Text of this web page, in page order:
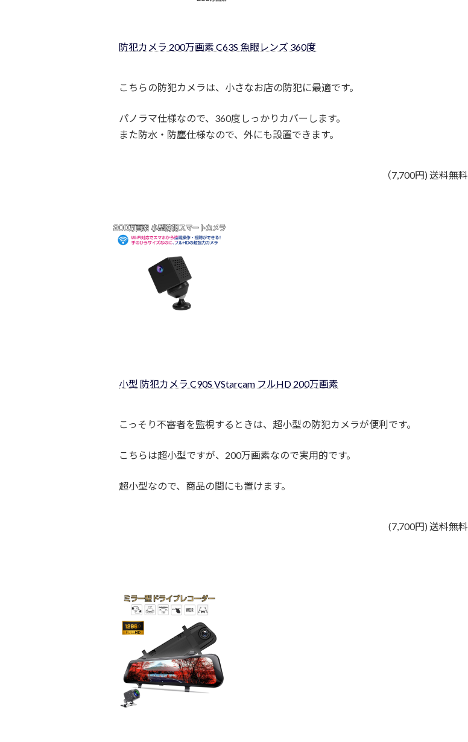
防犯カメラ 200万画素 C63S 魚眼レンズ 360度
こちらの防犯カメラは、小さなお店の防犯に最適です。
パノラマ仕様なので、360度しっかりカバーします。
また防水・防塵仕様なので、外にも設置できます。
（7,700円) 送料無料
小型 防犯カメラ C90S VStarcam フルHD 200万画素
こっそり不審者を監視するときは、超小型の防犯カメラが便利です。
こちらは超小型ですが、200万画素なので実用的です。
超小型なので、商品の間にも置けます。
(7,700円) 送料無料